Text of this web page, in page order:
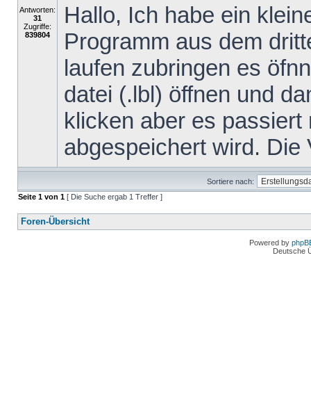
Antworten:
31
Zugriffe:
839804
Hallo, Ich habe ein
Programm aus dem
laufen zubringen es
datei (.lbl) öffnen und
klicken aber es
abgespeichert wird. Die
Sortiere nach:
Seite 1 von 1 [ Die Suche ergab 1 Treffer ]
Foren-Übersicht
Powered by
Deutsche